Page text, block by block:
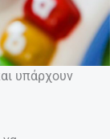
υπάρχουν